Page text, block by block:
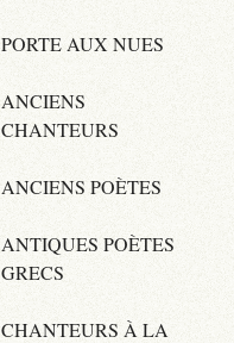
PORTE AUX NUES
ANCIENS
CHANTEURS
ANCIENS POÈTES
ANTIQUES POÈTES
GRECS
CHANTEURS À LA